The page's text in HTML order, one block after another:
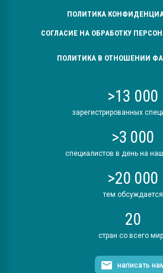
ПОЛИТИКА
СОГЛАСИЕ НА ОБРАБОТКУ
ПОЛИТИКА В ОТНОШЕНИИ
>13 000
зарегистрированных
>3 000
специалистов в день на
>20 000
тем обсуждается
20
стран со всего
написать